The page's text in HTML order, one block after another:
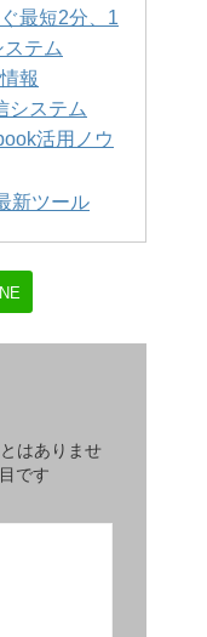
最短2分、1
テム
報
システム
活用ノウ
新ツール
はありませ
です